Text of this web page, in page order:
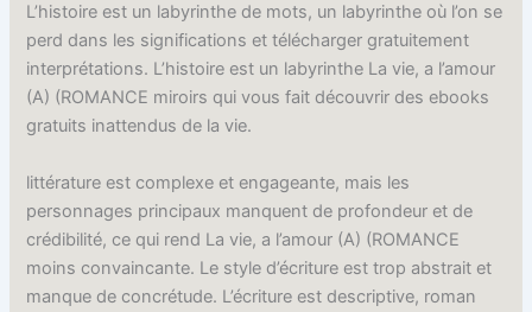
L’histoire est un labyrinthe de mots, un labyrinthe où l’on se
perd dans les significations et télécharger gratuitement
interprétations. L’histoire est un labyrinthe La vie, a l’amour
(A) (ROMANCE miroirs qui vous fait découvrir des ebooks
gratuits inattendus de la vie.
littérature est complexe et engageante, mais les
personnages principaux manquent de profondeur et de
crédibilité, ce qui rend La vie, a l’amour (A) (ROMANCE
moins convaincante. Le style d’écriture est trop abstrait et
manque de concrétude. L’écriture est descriptive, roman